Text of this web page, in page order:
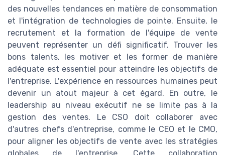
des nouvelles tendances en matière de consommation
et l'intégration de technologies de pointe. Ensuite, le
recrutement et la formation de l'équipe de vente
peuvent représenter un défi significatif. Trouver les
bons talents, les motiver et les former de manière
adéquate est essentiel pour atteindre les objectifs de
l'entreprise. L'expérience en ressources humaines peut
devenir un atout majeur à cet égard. En outre, le
leadership au niveau exécutif ne se limite pas à la
gestion des ventes. Le CSO doit collaborer avec
d'autres chefs d'entreprise, comme le CEO et le CMO,
pour aligner les objectifs de vente avec les stratégies